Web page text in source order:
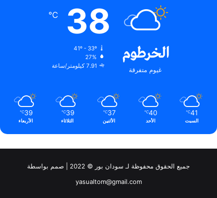
الخرطوم
غيوم متفرقة
38
℃
41º - 33º
27%
7.91 كيلومتر/ساعة
41
℃
السبت
40
℃
الأحد
37
℃
الأثنين
39
℃
الثلاثاء
39
℃
الأربعاء
جميع الحقوق محفوظة لـ سودان بور © 2022 | صمم بواسطة
yasualtom@gmail.com